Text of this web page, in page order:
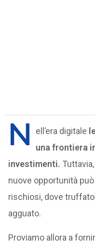
N ell’era digitale
una frontiera
investimenti.
nuove opportunità
rischiosi, dove
agguato.
Proviamo allora a